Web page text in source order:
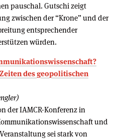
pauschal. Gutschi zeigt
zwischen der “Krone” und der
entsprechender
würden.
des geopolitischen
der IAMCR-Konferenz in
und
sei stark von